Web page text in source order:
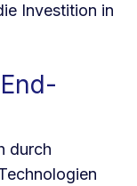
Investition in
durch